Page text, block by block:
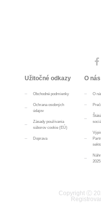
Užitočné odkazy
Obchodné podmienky
Ochrana osobných
údajov
Zásady používania
súborov cookie (EÚ)
Doprava
O nás
O
2025
Copyright Ⓒ